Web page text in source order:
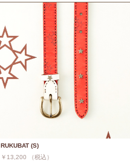
RUKUBAT (S)
￥13,200 （税込）